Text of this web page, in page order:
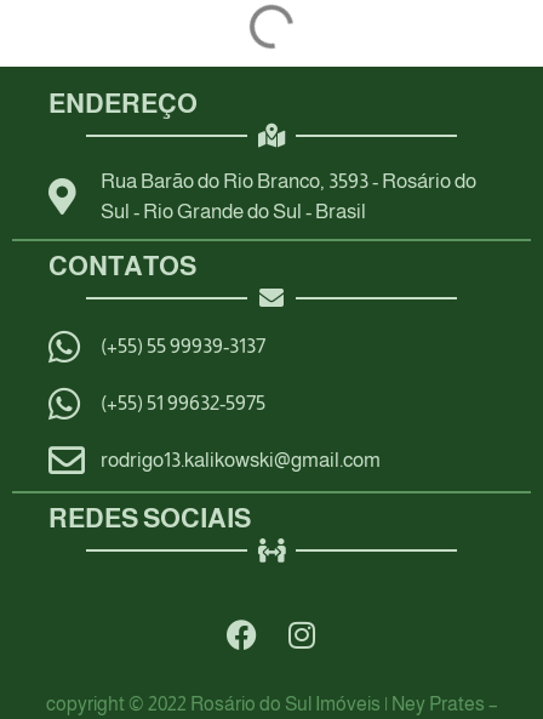
ENDEREÇO
Rua Barão do Rio Branco, 3593 - Rosário do
Sul - Rio Grande do Sul - Brasil
CONTATOS
(+55) 55 99939-3137
(+55) 51 99632-5975
rodrigo13.kalikowski@gmail.com
REDES SOCIAIS
copyright © 2022 Rosário do Sul Imóveis | Ney Prates –